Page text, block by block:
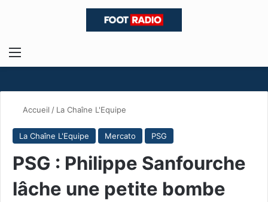
Menu
Accueil / La Chaîne L'Equipe
La Chaîne L'Equipe Mercato PSG
PSG : Philippe Sanfourche
lâche une petite bombe